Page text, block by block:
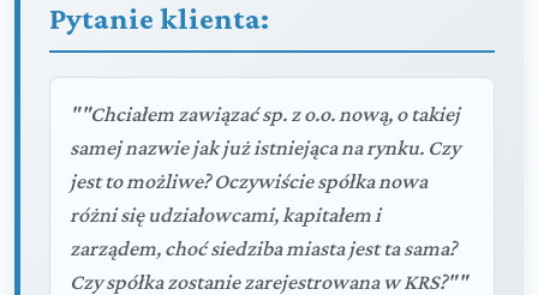
Pytanie klienta:
""Chciałem zawiązać sp. z o.o. nową, o takiej
samej nazwie jak już istniejąca na rynku. Czy
jest to możliwe? Oczywiście spółka nowa
różni się udziałowcami, kapitałem i
zarządem, choć siedziba miasta jest ta sama?
Czy spółka zostanie zarejestrowana w KRS?""